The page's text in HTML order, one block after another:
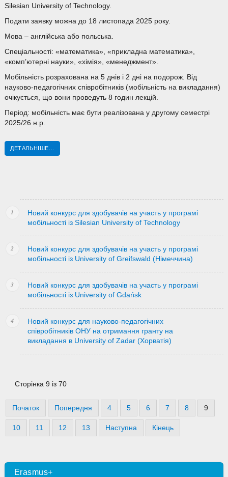
Silesian University of Technology.
Подати заявку можна до 18 листопада 2025 року.
Мова – англійська або польська.
Спеціальності: «математика», «прикладна математика»,
«комп’ютерні науки», «хімія», «менеджмент».
Мобільність розрахована на 5 днів і 2 дні на подорож. Від
науково-педагогічних співробітників (мобільність на викладання)
очікується, що вони проведуть 8 годин лекцій.
Період: мобільність має бути реалізована у другому семестрі
2025/26 н.р.
ДЕТАЛЬНІШЕ...
Новий конкурс для здобувачів на участь у програмі
мобільності із Silesian University of Technology
Новий конкурс для здобувачів на участь у програмі
мобільності із University of Greifswald (Німеччина)
Новий конкурс для здобувачів на участь у програмі
мобільності із University of Gdańsk
Новий конкурс для науково-педагогічних
співробітників ОНУ на отримання гранту на
викладання в University of Zadar (Хорватія)
Сторінка 9 із 70
Початок Попередня 4 5 6 7 8 9
10 11 12 13 Наступна Кінець
Erasmus+